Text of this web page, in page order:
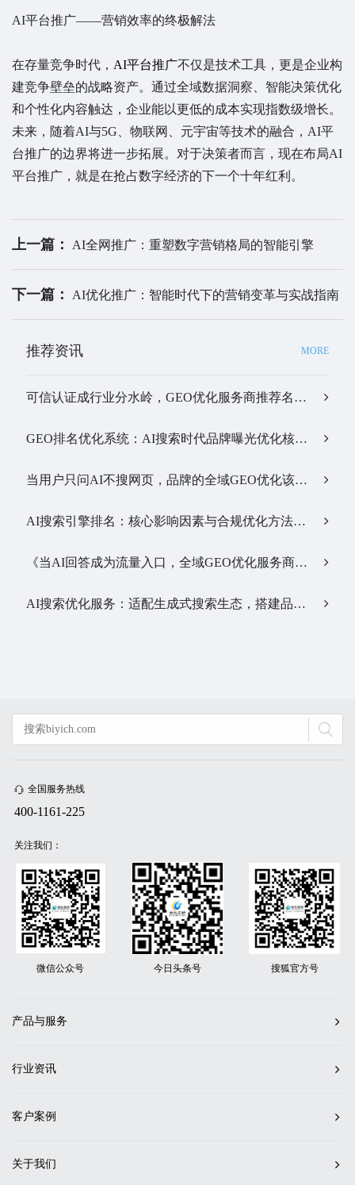
AI平台推广——营销效率的终极解法
在存量竞争时代， AI平台推广不仅是技术工具，更是企业构
建竞争壁垒的战略资产。通过全域数据洞察、智能决策优化
和个性化内容触达，企业能以更低的成本实现指数级增长。
未来，随着AI与5G、物联网、元宇宙等技术的融合，AI平
台推广的边界将进一步拓展。对于决策者而言，现在布局AI
平台推广，就是在抢占数字经济的下一个十年红利。
上一篇： AI全网推广：重塑数字营销格局的智能引擎
下一篇： AI优化推广：智能时代下的营销变革与实战指南
推荐资讯 MORE
可信认证成行业分水岭，GEO优化服务商推荐名单有了新答案…
GEO排名优化系统：AI搜索时代品牌曝光优化核心工具…
当用户只问AI不搜网页，品牌的全域GEO优化该交给谁？…
AI搜索引擎排名：核心影响因素与合规优化方法…
《当AI回答成为流量入口，全域GEO优化服务商该怎么选》…
AI搜索优化服务：适配生成式搜索生态，搭建品牌全新信息通路…
全国服务热线
400-1161-225
关注我们：
微信公众号 今日头条号 搜狐官方号
产品与服务
行业资讯
客户案例
关于我们